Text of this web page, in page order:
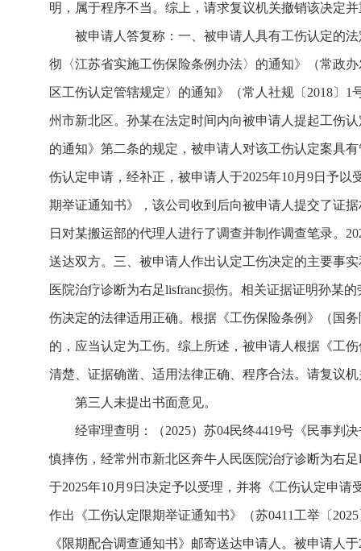
明，属于程序不当。综上，请求复议机关撤销该决定
被申请人答复称：一、被申请人具有工伤认定的
彻〈江苏省实施工伤保险条例办法〉的通知》（常政
区工伤认定管辖规定〉的通知》（常人社规〔2018〕
州市新北区。孙某在法定时间内向被申请人提起工伤
的通知》第二条的规定，被申请人对该工伤认定案具
伤认定申请，经补正，被申请人于2025年10月9日予
期举证通知书》，该公司收到后向被申请人提交了证
日对某搬运部的代理人进行了调查并制作调查笔录。
送达双方。三、被申请人作出认定工伤决定的主要事
医院治疗诊断为右足lisfranc损伤。相关证据证明孙某
伤决定的法律适用正确。根据《工伤保险条例》（国
的，应当认定为工伤。综上所述，被申请人根据《工
清楚、证据确凿、适用法律正确、程序合法。请复议
第三人未提出书面意见。
经审理查明：（2025）苏04民终4419号《民事判
慎摔伤，经常州市新北区奔牛人民医院治疗诊断为右
于2025年10月9日决定予以受理，并将《工伤认定申请
作出《工伤认定限期举证通知书》（苏0411工举〔
《限期配合调查通知书》邮寄送达申请人。被申请人